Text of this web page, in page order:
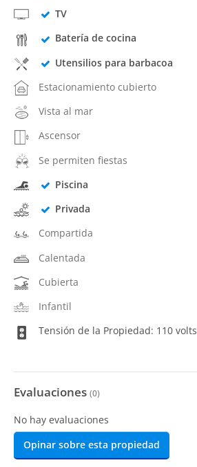
TV
Batería de cocina
Utensilios para barbacoa
Estacionamiento cubierto
Vista al mar
Ascensor
Se permiten fiestas
Piscina
Privada
Compartida
Calentada
Cubierta
Infantil
Tensión de la Propiedad: 110 volts
Evaluaciones (0)
No hay evaluaciones
Opinar sobre esta propiedad